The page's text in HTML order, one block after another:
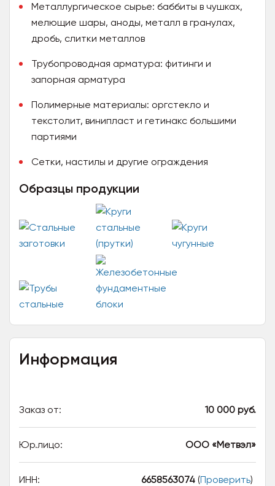
Металлургическое сырье: баббиты в чушках,
мелющие шары, аноды, металл в гранулах,
дробь, слитки металлов
Трубопроводная арматура: фитинги и
запорная арматура
Полимерные материалы: оргстекло и
текстолит, винипласт и гетинакс большими
партиями
Сетки, настилы и другие ограждения
Образцы продукции
Информация
Заказ от: 10 000 руб.
Юр.лицо: ООО «Метвэл»
ИНН: 6658563074 (Проверить)